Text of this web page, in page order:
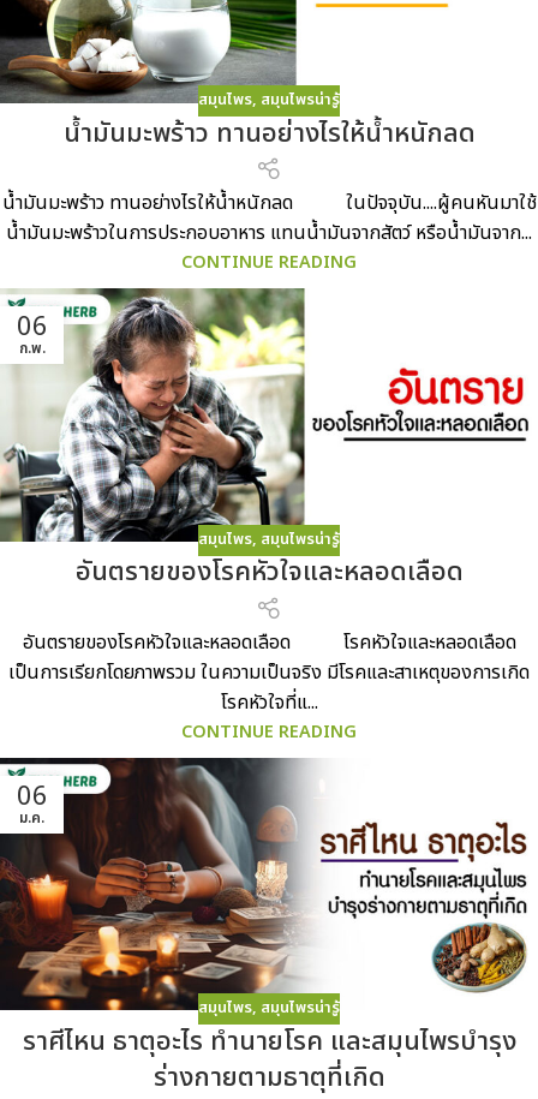
สมุนไพร, สมุนไพรน่ารู้
น้ำมันมะพร้าว ทานอย่างไรให้น้ำหนักลด
น้ำมันมะพร้าว ทานอย่างไรให้น้ำหนักลด ในปัจจุบัน....ผู้คนหันมาใช้
น้ำมันมะพร้าวในการประกอบอาหาร แทนน้ำมันจากสัตว์ หรือน้ำมันจาก...
CONTINUE READING
06
ก.พ.
สมุนไพร, สมุนไพรน่ารู้
อันตรายของโรคหัวใจและหลอดเลือด
อันตรายของโรคหัวใจและหลอดเลือด โรคหัวใจและหลอดเลือด
เป็นการเรียกโดยภาพรวม ในความเป็นจริง มีโรคและสาเหตุของการเกิด
โรคหัวใจที่แ...
CONTINUE READING
06
ม.ค.
สมุนไพร, สมุนไพรน่ารู้
ราศีไหน ธาตุอะไร ทำนายโรค และสมุนไพรบำรุง
ร่างกายตามธาตุที่เกิด